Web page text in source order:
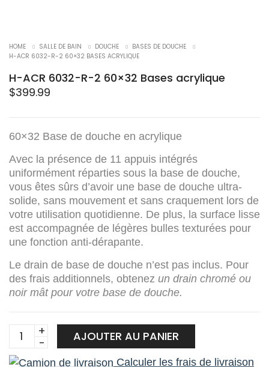
HOME SALLE DE BAIN DOUCHE
BASES DE DOUCHE
H-ACR 6032-R-2 60×32 BASES ACRYLIQUE
H-ACR 6032-R-2 60×32 Bases acrylique
$399.99
60×32 Base de douche en acrylique
Avec la présence de 11 appuis intégrés
uniformément réparties sous la base de douche,
vous êtes sûrs d’avoir une base de douche ultra-
solide, sans mouvement et sans craquement lors de
votre utilisation quotidienne. De plus, la surface lisse
est accompagnée de légères bulles texturées pour
une fonction anti-dérapante.
Le drain de base de douche n’est pas inclus. Pour
des frais additionnels, obtenez un drain chromé ou
noir mât pour votre base de douche.
H-
AJOUTER AU PANIER
Calculer les frais de livraison